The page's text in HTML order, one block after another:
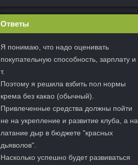
Ответы
Я понимаю, что надо оценивать
покупательную способность, зарплату и
т.
Поэтому я решила взбить пол нормы
крема без какао (обычный).
Привлеченные средства должны пойти
не на укрепление и развитие клуба, а на
латание дыр в бюджете "красных
дьяволов".
Насколько успешно будет развиваться